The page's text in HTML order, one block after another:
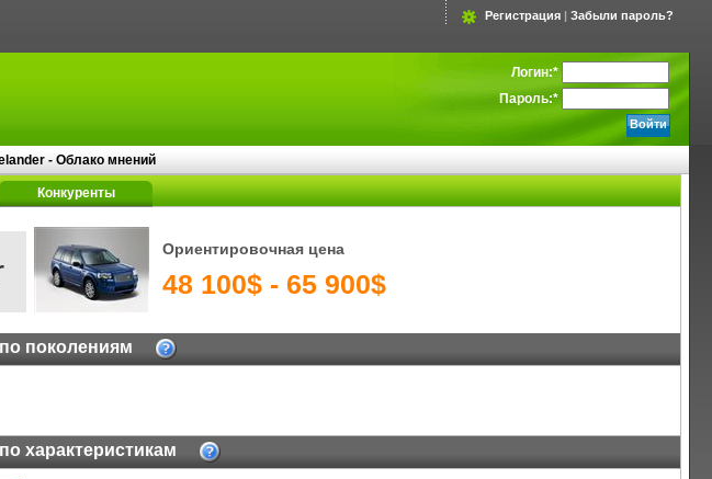
Регистрация | Забыли пароль?
Логин:*
Пароль:*
- Облако мнений
Конкуренты
Ориентировочная цена
48 100$ - 65 900$
поколениям
характеристикам